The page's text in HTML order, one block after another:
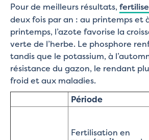
Pour de meilleurs résultats,
deux fois par an : au printemps et
printemps, l’azote favorise la
verte de l’herbe. Le phosphore
tandis que le potassium, à
résistance du gazon, le rendant
froid et aux maladies.
Période
Fertilisation en